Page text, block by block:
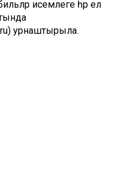
исемлеге һәр ел
урнаштырыла.